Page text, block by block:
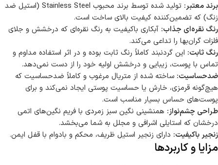
برند معتبر:
تولید شده توسط برند محبوب Stainless Steel (استیل ضد
زنگ) که تضمین‌کننده کیفیت بالای ساخت است.
رنگ نقره‌ای جذاب: آبکاری باکیفیت به رنگ نقره‌ای که درخشش و جلای
فلزات گران‌بها را تداعی می‌کند.
رنگ ثابت: این گردنبند کاملاً رنگ ثابت بوده و در اثر استفاده مداوم و
تماس با پوست، زیبایی و درخشش اولیه خود را از دست نمی‌دهد.
ضدحساسیت: ساخته شده از متریال مرغوب و کاملاً ضدحساسیت که
هیچ‌گونه قرمزی، خارش یا حساسیت پوستی ایجاد نمی‌کند و برای
پوست‌های حساس بسیار مناسب است.
طراحی چشم‌نواز: همنشینی نگین سبز زمردی با فریم نگین‌های اتمی
درخشان که استایلی اشرافی و مجلل به شما می‌بخشد.
زنجیر باکیفیت: دارای زنجیر استیل ظریف، محکم و بادوام با قفل ایمن.
مزایا و کاربردها